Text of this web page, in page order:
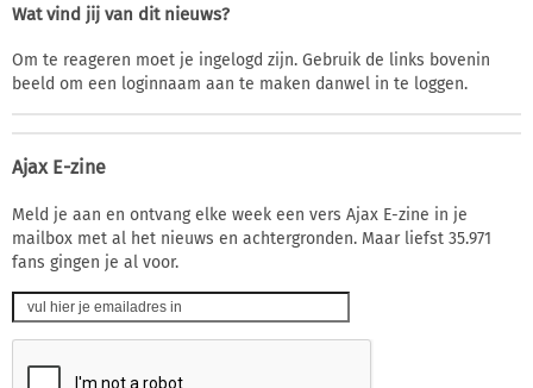
Wat vind jij van dit nieuws?
Om te reageren moet je ingelogd zijn. Gebruik de links bovenin
beeld om een loginnaam aan te maken danwel in te loggen.
Ajax E-zine
Meld je aan en ontvang elke week een vers Ajax E-zine in je
mailbox met al het nieuws en achtergronden. Maar liefst 35.971
fans gingen je al voor.